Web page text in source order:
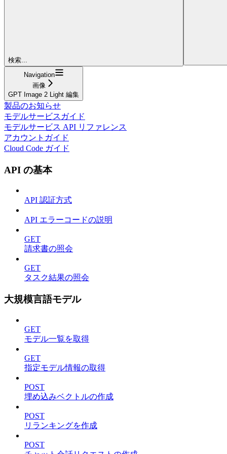
検索...
Navigation
画像
GPT Image 2 Light 編集
製品のお知らせ
モデルサービスガイド
モデルサービス API リファレンス
アカウントガイド
Cloud Code ガイド
API の基本
API 認証方式
API エラーコードの説明
GET
請求書の照会
GET
タスク結果の照会
大規模言語モデル
GET
モデル一覧を取得
GET
指定モデル情報の取得
POST
埋め込みベクトルの作成
POST
リランキングを作成
POST